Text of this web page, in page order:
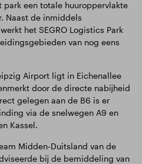
park een totale huuroppervlakte
Naast de inmiddels
het SEGRO Logistics Park
van nog eens
Airport ligt in Eichenallee
door de directe nabijheid
gelegen aan de B6 is er
via de snelwegen A9 en
Kassel.
Midden-Duitsland van de
bij de bemiddeling van